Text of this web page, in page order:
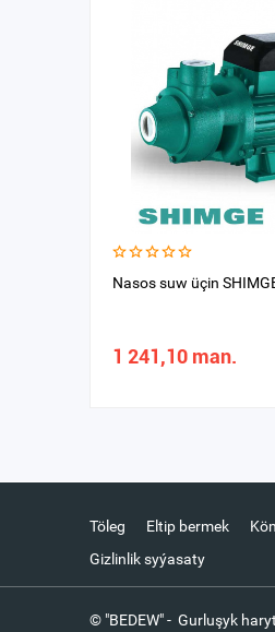
Nasos suw üçin
1 241,10 man.
Töleg Eltip bermek
Gizlinlik syýasaty
© "BEDEW" - Gurluşyk